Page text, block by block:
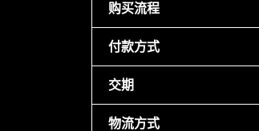
购买流程
付款方式
交期
物流方式